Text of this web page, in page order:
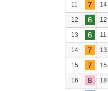
11 14
12 12
13 11
14 13
15 15
16 18